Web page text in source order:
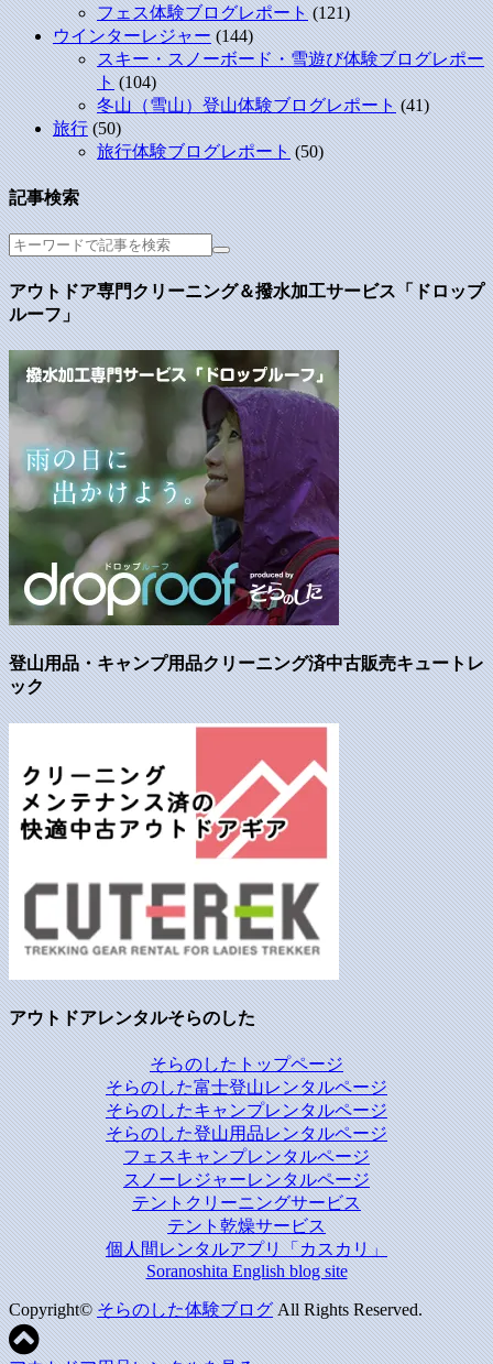
フェス体験ブログレポート(121)
ウインターレジャー(144)
スキー・スノーボード・雪遊び体験ブログレポー
ト(104)
冬山（雪山）登山体験ブログレポート(41)
旅行(50)
旅行体験ブログレポート(50)
記事検索
アウトドア専門クリーニング＆撥水加工サービス「ドロップ
ルーフ」
登山用品・キャンプ用品クリーニング済中古販売キュートレ
ック
アウトドアレンタルそらのした
そらのしたトップページ
そらのした富士登山レンタルページ
そらのしたキャンプレンタルページ
そらのした登山用品レンタルページ
フェスキャンプレンタルページ
スノーレジャーレンタルページ
テントクリーニングサービス
テント乾燥サービス
個人間レンタルアプリ「カスカリ」
Soranoshita English blog site
Copyright©そらのした体験ブログAll Rights Reserved.